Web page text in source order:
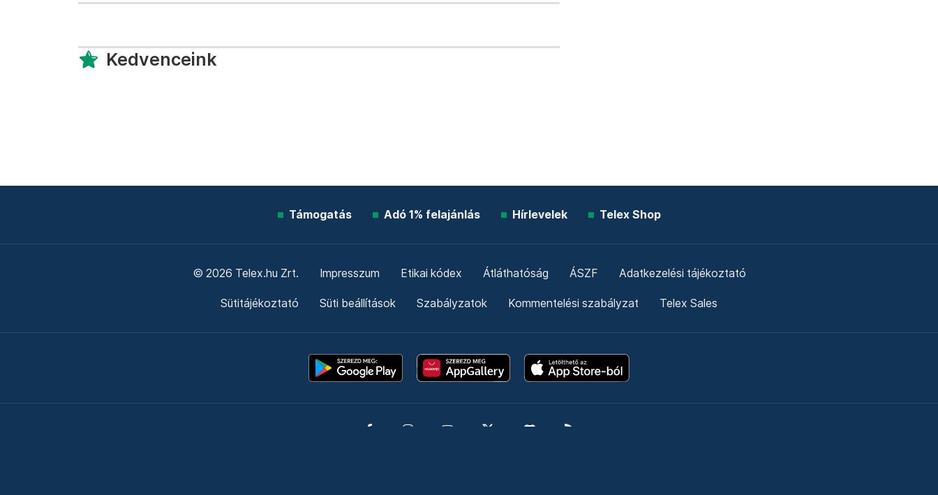
Kedvenceink
Támogatás Adó 1% felajánlás Hírlevelek Telex Shop
© 2026 Telex.hu Zrt. Impresszum Etikai kódex Átláthatóság ÁSZF Adatkezelési tájékoztató
Sütitájékoztató Süti beállítások Szabályzatok Kommentelési szabályzat Telex Sales